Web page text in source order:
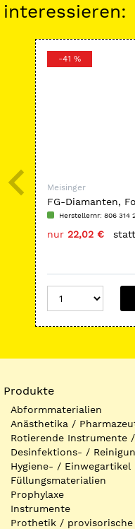
interessieren:
-41 %
Meisinger
FG-Diamanten,
Herstellernr: 806 314
nur 22,02 € statt
Produkte
Abformmaterialien
Anästhetika /
Rotierende Instrumente
Desinfektions- /
Hygiene- / Einwegartikel
Füllungsmaterialien
Prophylaxe
Instrumente
Prothetik / provisorische